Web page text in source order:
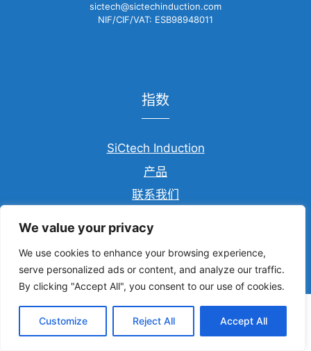
We value your privacy
We use cookies to enhance your browsing experience,
serve personalized ads or content, and analyze our traffic.
By clicking "Accept All", you consent to our use of cookies.
Customize Reject All Accept All
sictech@sictechinduction.com
NIF/CIF/VAT: ESB98948011
指数
SiCtech Induction
产品
联系我们
© 2023 SiCtech Induction